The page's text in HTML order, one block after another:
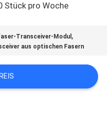
Stück pro Woche
Transceiver-Modul ,
aus optischen Fasern